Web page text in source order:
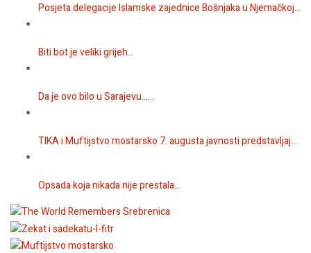
Posjeta delegacije Islamske zajednice Bošnjaka u Njemačkoj...
Biti bot je veliki grijeh...
Da je ovo bilo u Sarajevu…...
TIKA i Muftijstvo mostarsko 7. augusta javnosti predstavljaj...
Opsada koja nikada nije prestala...